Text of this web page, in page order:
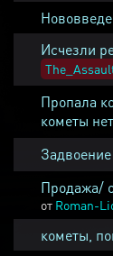
Исчезли
Пропала
кометы
Продажа/
от Roman-
кометы,